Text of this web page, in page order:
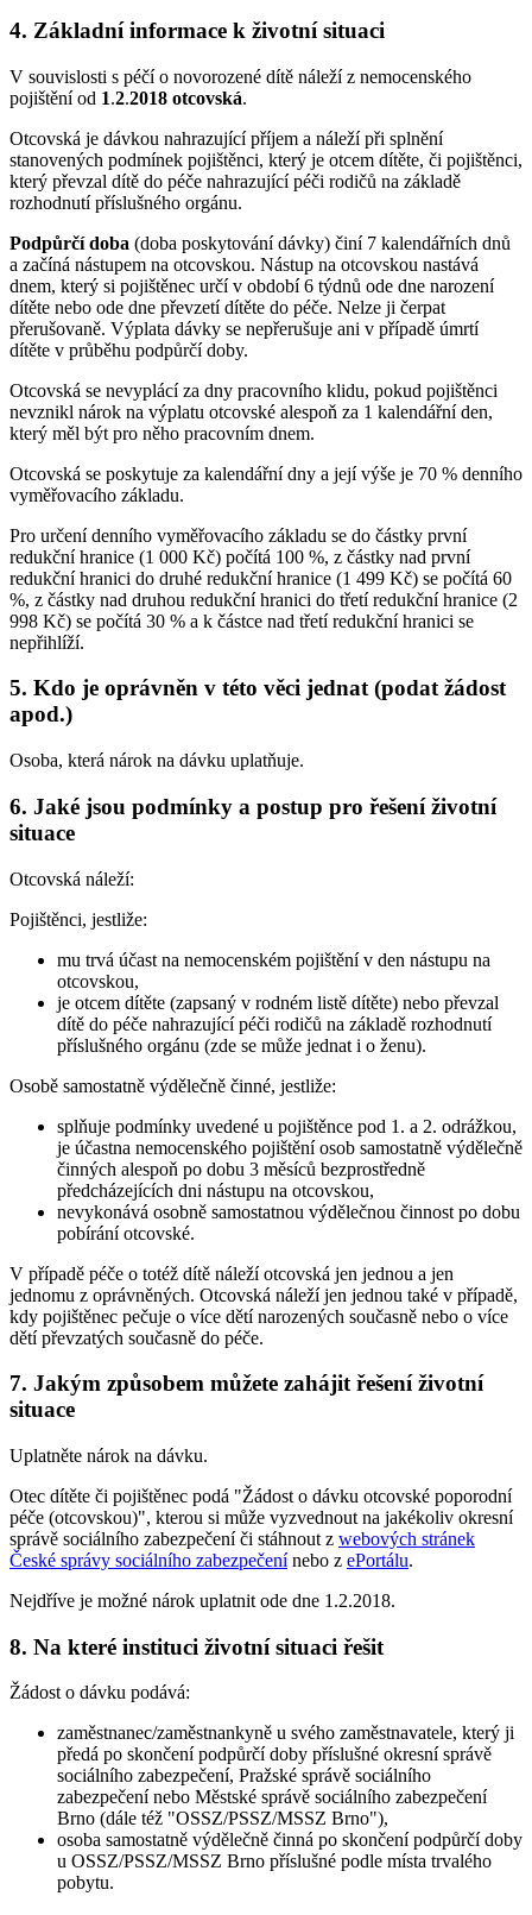
4. Základní informace k životní situaci
V souvislosti s péčí o novorozené dítě náleží z nemocenského
pojištění od 1.2.2018 otcovská.
Otcovská je dávkou nahrazující příjem a náleží při splnění
stanovených podmínek pojištěnci, který je otcem dítěte, či pojištěnci,
který převzal dítě do péče nahrazující péči rodičů na základě
rozhodnutí příslušného orgánu.
Podpůrčí doba (doba poskytování dávky) činí 7 kalendářních dnů
a začíná nástupem na otcovskou. Nástup na otcovskou nastává
dnem, který si pojištěnec určí v období 6 týdnů ode dne narození
dítěte nebo ode dne převzetí dítěte do péče. Nelze ji čerpat
přerušovaně. Výplata dávky se nepřerušuje ani v případě úmrtí
dítěte v průběhu podpůrčí doby.
Otcovská se nevyplácí za dny pracovního klidu, pokud pojištěnci
nevznikl nárok na výplatu otcovské alespoň za 1 kalendářní den,
který měl být pro něho pracovním dnem.
Otcovská se poskytuje za kalendářní dny a její výše je 70 % denního
vyměřovacího základu.
Pro určení denního vyměřovacího základu se do částky první
redukční hranice (1 000 Kč) počítá 100 %, z částky nad první
redukční hranici do druhé redukční hranice (1 499 Kč) se počítá 60
%, z částky nad druhou redukční hranici do třetí redukční hranice (2
998 Kč) se počítá 30 % a k částce nad třetí redukční hranici se
nepřihlíží.
5. Kdo je oprávněn v této věci jednat (podat žádost
apod.)
Osoba, která nárok na dávku uplatňuje.
6. Jaké jsou podmínky a postup pro řešení životní
situace
Otcovská náleží:
Pojištěnci, jestliže:
mu trvá účast na nemocenském pojištění v den nástupu na
otcovskou,
je otcem dítěte (zapsaný v rodném listě dítěte) nebo převzal
dítě do péče nahrazující péči rodičů na základě rozhodnutí
příslušného orgánu (zde se může jednat i o ženu).
Osobě samostatně výdělečně činné, jestliže:
splňuje podmínky uvedené u pojištěnce pod 1. a 2. odrážkou,
je účastna nemocenského pojištění osob samostatně výdělečně
činných alespoň po dobu 3 měsíců bezprostředně
předcházejících dni nástupu na otcovskou,
nevykonává osobně samostatnou výdělečnou činnost po dobu
pobírání otcovské.
V případě péče o totéž dítě náleží otcovská jen jednou a jen
jednomu z oprávněných. Otcovská náleží jen jednou také v případě,
kdy pojištěnec pečuje o více dětí narozených současně nebo o více
dětí převzatých současně do péče.
7. Jakým způsobem můžete zahájit řešení životní
situace
Uplatněte nárok na dávku.
Otec dítěte či pojištěnec podá "Žádost o dávku otcovské poporodní
péče (otcovskou)", kterou si může vyzvednout na jakékoliv okresní
správě sociálního zabezpečení či stáhnout z webových stránek
České správy sociálního zabezpečenínebo z ePortálu.
Nejdříve je možné nárok uplatnit ode dne 1.2.2018.
8. Na které instituci životní situaci řešit
Žádost o dávku podává:
zaměstnanec/zaměstnankyně u svého zaměstnavatele, který ji
předá po skončení podpůrčí doby příslušné okresní správě
sociálního zabezpečení, Pražské správě sociálního
zabezpečení nebo Městské správě sociálního zabezpečení
Brno (dále též "OSSZ/PSSZ/MSSZ Brno"),
osoba samostatně výdělečně činná po skončení podpůrčí doby
u OSSZ/PSSZ/MSSZ Brno příslušné podle místa trvalého
pobytu.